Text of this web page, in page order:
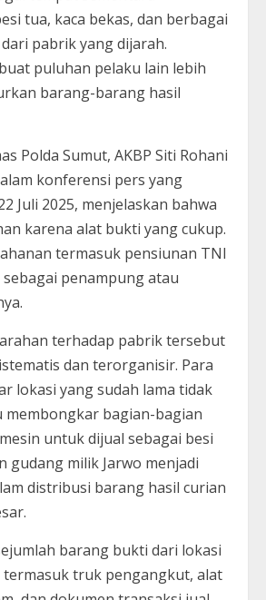
tua, kaca bekas, dan berbagai
pabrik yang dijarah.
puluhan pelaku lain lebih
barang-barang hasil
Polda Sumut, AKBP Siti Rohani
konferensi pers yang
Juli 2025, menjelaskan bahwa
karena alat bukti yang cukup.
termasuk pensiunan TNI
penampung atau
terhadap pabrik tersebut
dan terorganisir. Para
lokasi yang sudah lama tidak
membongkar bagian-bagian
untuk dijual sebagai besi
gudang milik Jarwo menjadi
distribusi barang hasil curian
barang bukti dari lokasi
termasuk truk pengangkut, alat